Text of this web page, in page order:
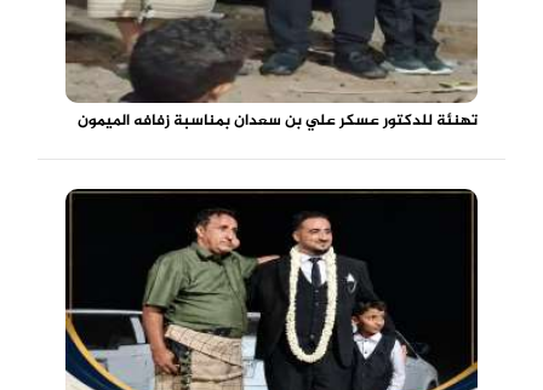
تهنئة للدكتور عسكر علي بن سعدان بمناسبة زفافه الميمون